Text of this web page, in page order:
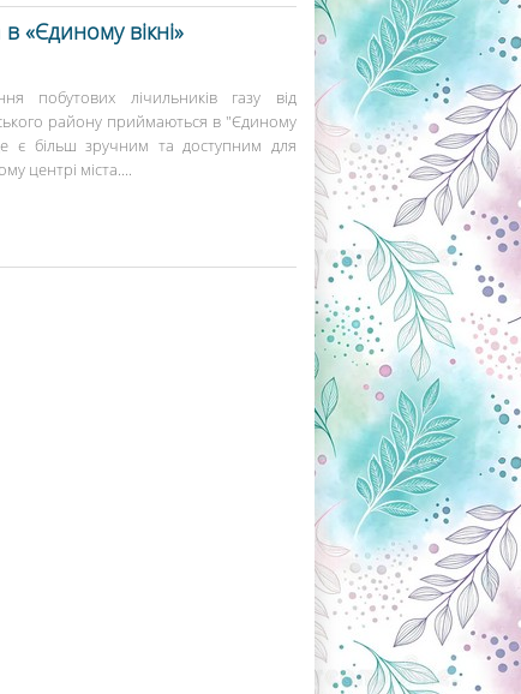
«Єдиному вікні»
побутових лічильників газу від
району приймаються в "Єдиному
є більш зручним та доступним для
центрі міста....